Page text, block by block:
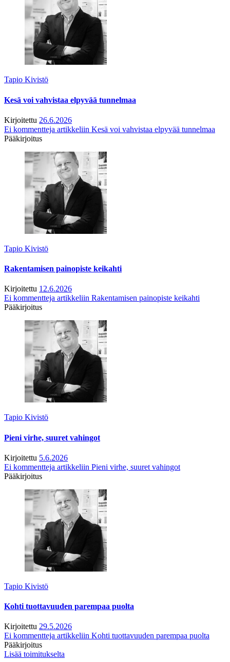
Tapio Kivistö
Kesä voi vahvistaa elpyvää tunnelmaa
Kirjoitettu 26.6.2026
Ei kommentteja artikkeliin Kesä voi vahvistaa elpyvää tunnelmaa
Pääkirjoitus
Tapio Kivistö
Rakentamisen painopiste keikahti
Kirjoitettu 12.6.2026
Ei kommentteja artikkeliin Rakentamisen painopiste keikahti
Pääkirjoitus
Tapio Kivistö
Pieni virhe, suuret vahingot
Kirjoitettu 5.6.2026
Ei kommentteja artikkeliin Pieni virhe, suuret vahingot
Pääkirjoitus
Tapio Kivistö
Kohti tuottavuuden parempaa puolta
Kirjoitettu 29.5.2026
Ei kommentteja artikkeliin Kohti tuottavuuden parempaa puolta
Pääkirjoitus
Lisää toimitukselta